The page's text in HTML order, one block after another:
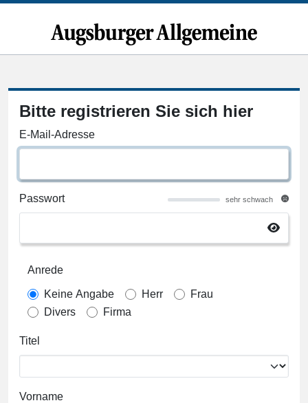
Bitte registrieren Sie sich hier
E-Mail-Adresse
Passwort sehr schwach
Anrede
Keine Angabe Herr
Frau
Divers
Firma
Titel
Vorname